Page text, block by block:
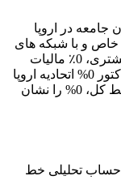
درون جامعه در اروپا
خاص و با شبکه های
مالیاتی خاص ثبت می کند. با این حال، برای مشتری، 0٪ مالیات
است. به همین دلیل است که برچسب روی فاکتور 0% اتحادیه اروپا
را نشان می‌دهد و نام گروه مالیاتی در بالای خط کل، 0% را نشان
حساب تحلیلی خط